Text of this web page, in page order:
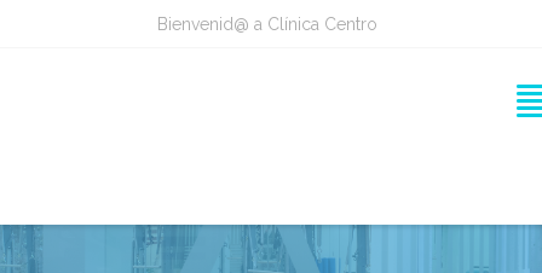
Bienvenid@ a Clínica Centro